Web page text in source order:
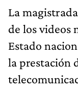
La
de los videos
Estado
la prestación